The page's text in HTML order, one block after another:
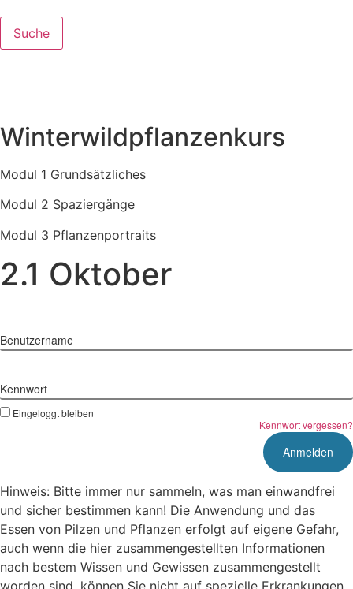
Suche
Winterwildpflanzenkurs
Modul 1 Grundsätzliches
Modul 2 Spaziergänge
Modul 3 Pflanzenportraits
2.1 Oktober
Benutzername
Kennwort
Eingeloggt bleiben
Kennwort vergessen?
Hinweis: Bitte immer nur sammeln, was man einwandfrei
und sicher bestimmen kann! Die Anwendung und das
Essen von Pilzen und Pflanzen erfolgt auf eigene Gefahr,
auch wenn die hier zusammengestellten Informationen
nach bestem Wissen und Gewissen zusammengestellt